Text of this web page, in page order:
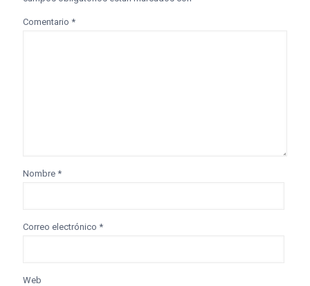
Comentario *
Nombre *
Correo electrónico *
Web